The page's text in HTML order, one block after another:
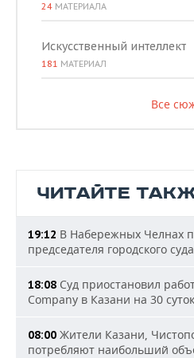
24 МАТЕРИАЛА
Искусственный интеллект
181 МАТЕРИАЛ
Все
ЧИТАЙТЕ
19:12 В Набережных Челнах
председателя городского суда
18:08 Суд приостановил
Company в Казани на 30 суток
08:00 Жители Казани,
потребляют наибольший